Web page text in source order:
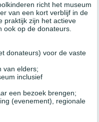
richt het museum
van een kort verblijf in de
praktijk zijn het actieve
ook op de donateurs.
donateurs) voor de vaste
van elders;
inclusief
een bezoek brengen;
(evenement), regionale